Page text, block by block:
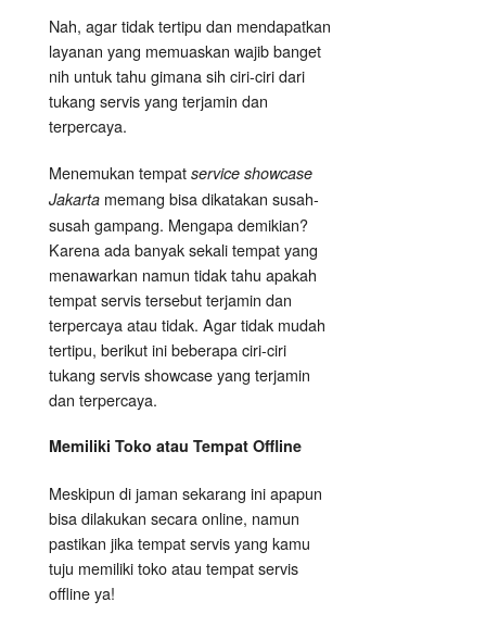
Nah, agar tidak tertipu dan mendapatkan
layanan yang memuaskan wajib banget
nih untuk tahu gimana sih ciri-ciri dari
tukang servis yang terjamin dan
terpercaya.
Menemukan tempat service showcase
Jakarta memang bisa dikatakan susah-
susah gampang. Mengapa demikian?
Karena ada banyak sekali tempat yang
menawarkan namun tidak tahu apakah
tempat servis tersebut terjamin dan
terpercaya atau tidak. Agar tidak mudah
tertipu, berikut ini beberapa ciri-ciri
tukang servis showcase yang terjamin
dan terpercaya.
Memiliki Toko atau Tempat Offline
Meskipun di jaman sekarang ini apapun
bisa dilakukan secara online, namun
pastikan jika tempat servis yang kamu
tuju memiliki toko atau tempat servis
offline ya!